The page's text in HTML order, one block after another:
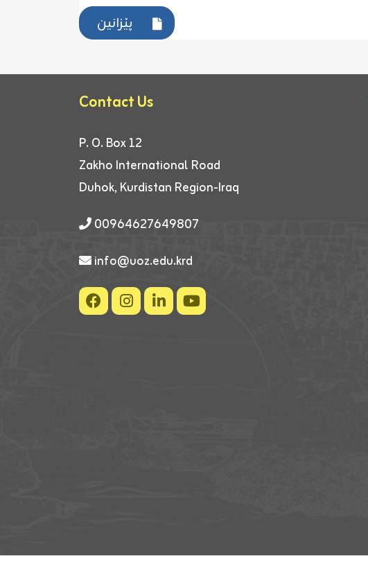
پێزانین
Contact Us
P. O. Box 12
Zakho International Road
Duhok, Kurdistan Region-Iraq
00964627649807
info@uoz.edu.krd